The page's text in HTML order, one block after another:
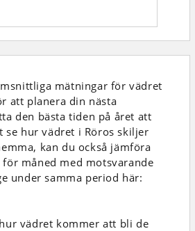
mätningar för vädret
att planera din nästa
den bästa tiden på året att
se hur vädret i Röros skiljer
kan du också jämföra
måned med motsvarande
under samma period här:
vädret kommer att bli de